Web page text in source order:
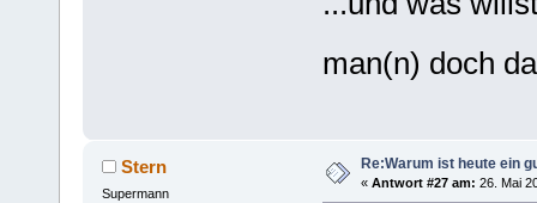
man(n) doch
Stern
Supermann
Re:Warum ist heute ein
« Antwort #27 am: 26. Mai